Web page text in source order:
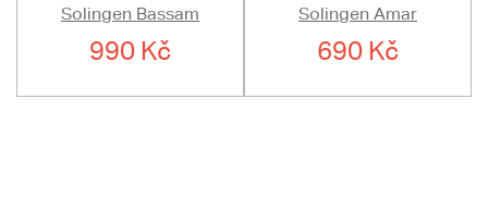
Solingen Bassam
990 Kč
Solingen Amar
690 Kč